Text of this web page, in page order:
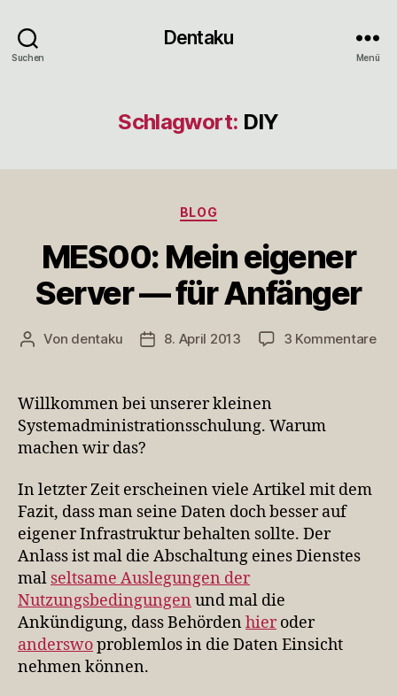
Suchen
Dentaku
Menü
Schlagwort: DIY
Kategorien
BLOG
MES00: Mein eigener
Server — für Anfänger
Beitragsautor
Von dentaku Veröffentlichungsdatum
8. April 2013 3 Kommentarezu
Willkommen bei unserer kleinen
Systemadministrationsschulung. Warum
machen wir das?
In letzter Zeit erscheinen viele Artikel mit dem
Fazit, dass man seine Daten doch besser auf
eigener Infrastruktur behalten sollte. Der
Anlass ist mal die Abschaltung eines Dienstes
mal seltsame Auslegungen der
Nutzungsbedingungen und mal die
Ankündigung, dass Behörden hier oder
anderswoproblemlos in die Daten Einsicht
nehmen können.